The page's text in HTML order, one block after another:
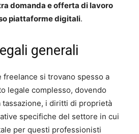
domanda e offerta di lavoro
piattaforme digitali.
generali
freelance si trovano spesso a
legale complesso, dovendo
i diritti di proprietà
specifiche del settore in cui
per questi professionisti